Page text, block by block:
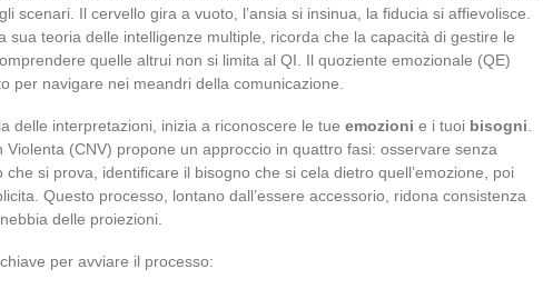
scenari. Il cervello gira a vuoto, l’ansia si insinua, la fiducia si affievolisce.
sua teoria delle intelligenze multiple, ricorda che la capacità di gestire le
quelle altrui non si limita al QI. Il quoziente emozionale (QE)
per navigare nei meandri della comunicazione.
delle interpretazioni, inizia a riconoscere le tue emozioni e i tuoi bisogni
Violenta (CNV) propone un approccio in quattro fasi: osservare senza
si prova, identificare il bisogno che si cela dietro quell’emozione, poi
Questo processo, lontano dall’essere accessorio, ridona consistenza
delle proiezioni.
per avviare il processo: